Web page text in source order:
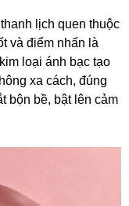
lịch quen thuộc
và điểm nhấn là
loại ánh bạc tạo
xa cách, đúng
bộn bề, bật lên cảm